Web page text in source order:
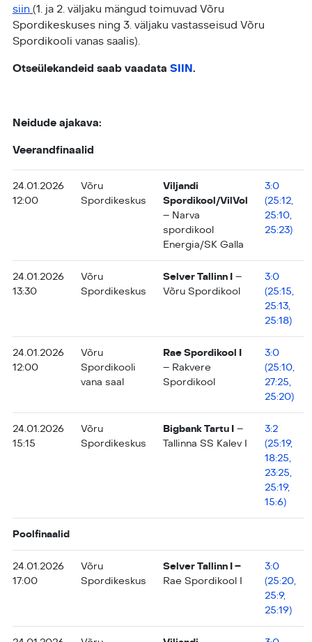
siin(1. ja 2. väljaku mängud toimuvad Võru
Spordikeskuses ning 3. väljaku vastasseisud Võru
Spordikooli vanas saalis).
Otseülekandeid saab vaadata SIIN.
Neidude ajakava:
Veerandfinaalid
24.01.2026
12:00
Võru
Spordikeskus
Viljandi
Spordikool/VilVol
– Narva
spordikool
Energia/SK Galla
3:0
(25:12,
25:10,
25:23)
24.01.2026
13:30
Võru
Spordikeskus
Selver Tallinn I–
Võru Spordikool
3:0
(25:15,
25:13,
25:18)
24.01.2026
12:00
Võru
Spordikooli
vana saal
Rae Spordikool I
– Rakvere
Spordikool
3:0
(25:10,
27:25,
25:20)
24.01.2026
15:15
Võru
Spordikeskus
Bigbank Tartu I–
Tallinna SS Kalev I
3:2
(25:19,
18:25,
23:25,
25:19,
15:6)
Poolfinaalid
24.01.2026
17:00
Võru
Spordikeskus
Selver Tallinn I –
Rae Spordikool I
3:0
(25:20,
25:9,
25:19)